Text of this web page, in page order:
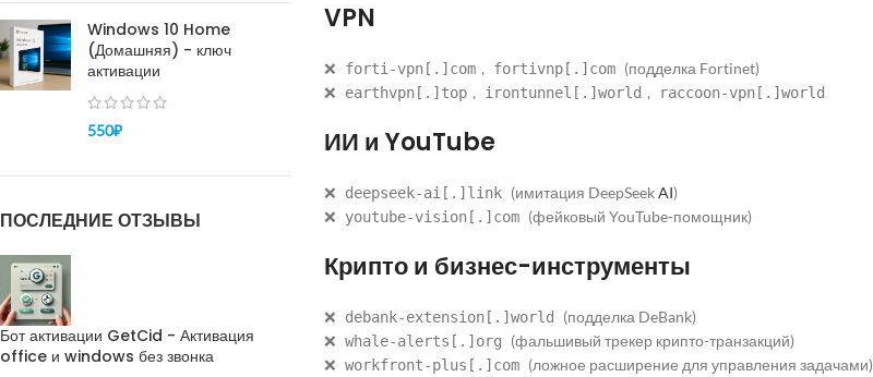
Windows 10 Home
(Домашняя) - ключ
активации
550₽
ПОСЛЕДНИЕ ОТЗЫВЫ
Бот активации GetCid - Активация
office и windows без звонка
VPN
❌ forti-vpn[.]com , fortivnp[.]com (подделка Fortinet)
❌
earthvpn[.]top , irontunnel[.]world , raccoon-vpn[.]world
ИИ и YouTube
❌ deepseek-ai[.]link (имитация DeepSeekAI)
❌
youtube-vision[.]com (фейковый YouTube-помощник)
Крипто и бизнес-инструменты
❌ debank-extension[.]world
(подделка DeBank)
❌ whale-alerts[.]org
(фальшивый трекер крипто-транзакций)
❌ workfront-plus[.]com (ложное расширение для управления задачами)